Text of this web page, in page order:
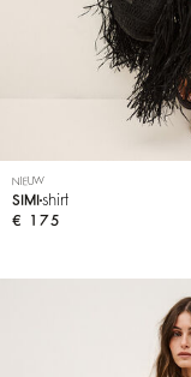
NIEUW
SIMI shirt
€ 175